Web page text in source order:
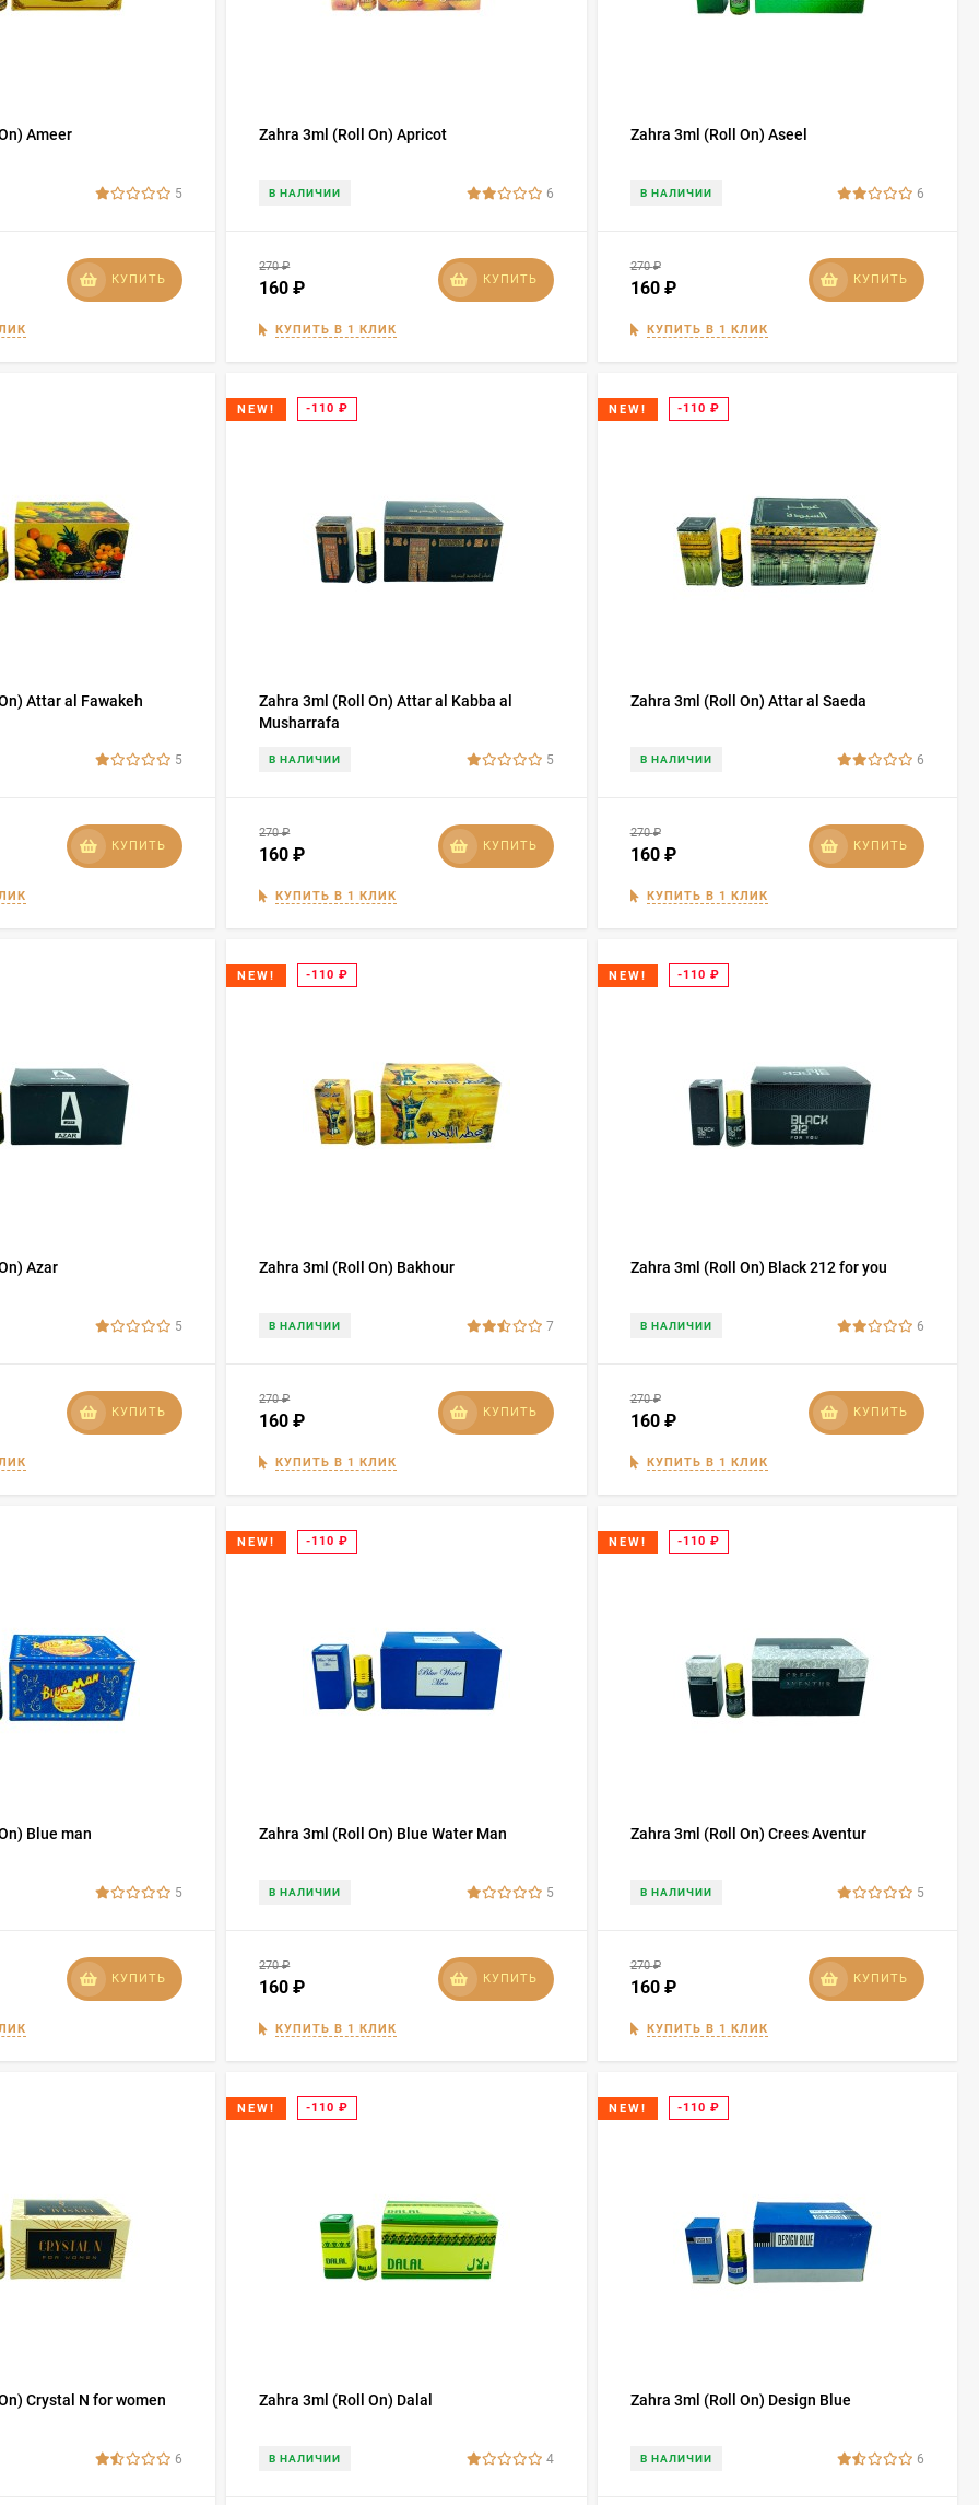
Ameer
5
КУПИТЬ
Zahra 3ml (Roll On) Apricot
В НАЛИЧИИ 6
270₽
160₽ КУПИТЬ
КУПИТЬ В 1 КЛИК
Zahra 3ml (Roll On) Aseel
В НАЛИЧИИ 6
270₽
160 ₽ КУПИТЬ
КУПИТЬ В 1 КЛИК
Attar al Fawakeh
5
КУПИТЬ
NEW! -110₽
Zahra 3ml (Roll On) Attar al Kabba al
Musharrafa
В НАЛИЧИИ 5
270₽
160₽ КУПИТЬ
КУПИТЬ В 1 КЛИК
NEW! -110 ₽
Zahra 3ml (Roll On) Attar al Saeda
В НАЛИЧИИ 6
270₽
160 ₽ КУПИТЬ
КУПИТЬ В 1 КЛИК
Azar
5
КУПИТЬ
NEW! -110₽
Zahra 3ml (Roll On) Bakhour
В НАЛИЧИИ 7
270₽
160₽ КУПИТЬ
КУПИТЬ В 1 КЛИК
NEW! -110 ₽
Zahra 3ml (Roll On) Black 212 for you
В НАЛИЧИИ 6
270₽
160 ₽ КУПИТЬ
КУПИТЬ В 1 КЛИК
Blue man
5
КУПИТЬ
NEW! -110₽
Zahra 3ml (Roll On) Blue Water Man
В НАЛИЧИИ 5
270₽
160₽ КУПИТЬ
КУПИТЬ В 1 КЛИК
NEW! -110 ₽
Zahra 3ml (Roll On) Crees Aventur
В НАЛИЧИИ 5
270₽
160 ₽ КУПИТЬ
КУПИТЬ В 1 КЛИК
Crystal N for women
6
NEW! -110₽
Zahra 3ml (Roll On) Dalal
В НАЛИЧИИ 4
NEW! -110 ₽
Zahra 3ml (Roll On) Design Blue
В НАЛИЧИИ 6